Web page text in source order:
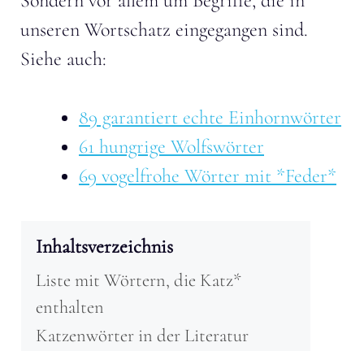
unseren Wortschatz eingegangen sind.
Siehe auch:
89 garantiert echte Einhornwörter
61 hungrige Wolfswörter
69 vogelfrohe Wörter mit *Feder*
Inhaltsverzeichnis
Liste mit Wörtern, die Katz*
enthalten
Katzenwörter in der Literatur